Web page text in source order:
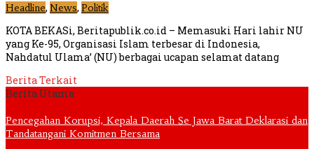
Headline, News, Politik
KOTA BEKASi, Beritapublik.co.id – Memasuki Hari lahir NU
yang Ke-95, Organisasi Islam terbesar di Indonesia,
Nahdatul Ulama’ (NU) berbagai ucapan selamat datang
Berita Terkait
Berita Utama
Pencegahan Korupsi, Kepala Daerah Se Jawa Barat Deklarasi dan
Tandatangani Komitmen Bersama